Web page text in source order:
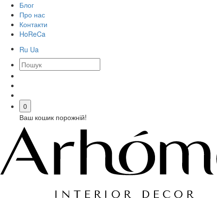
Блог
Про нас
Контакти
HoReCa
Ru Ua
0
Ваш кошик порожній!